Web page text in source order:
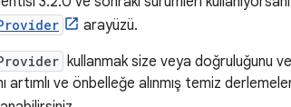
arayüzü.
kullanmak size veya doğruluğunu
artımlı ve önbelleğe alınmış temiz